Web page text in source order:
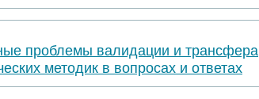
проблемы валидации и трансфера
методик в вопросах и ответах